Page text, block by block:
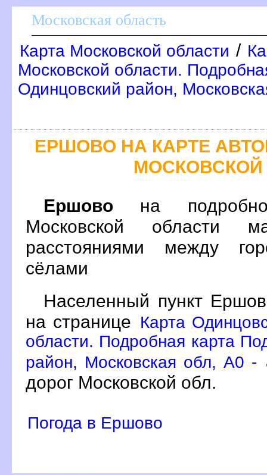
Московская область
Карта Московской области /
Московской области.
Одинцовский район,
ЕРШОВО НА КАРТЕ
МОСКОВСКОЙ
Ершово на
Московской области
расстояниями между
сёлами
Населенный пункт
на странице Карта
области. Подробная карта
район, Московская обл, A0 -
дорог Московской обл.
Погода в Ершово